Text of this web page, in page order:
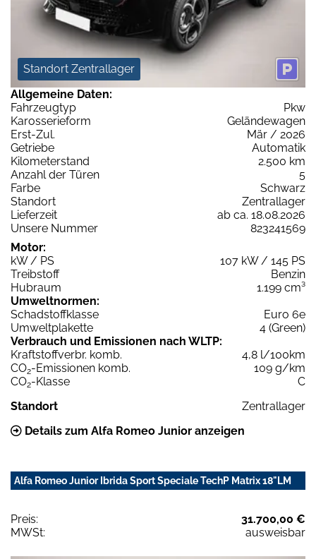
Standort Zentrallager
Allgemeine Daten:
Fahrzeugtyp
Pkw
Karosserieform
Geländewagen
Erst-Zul.
Mär / 2026
Getriebe
Automatik
Kilometerstand
2.500 km
Anzahl der Türen
5
Farbe
Schwarz
Standort
Zentrallager
Lieferzeit
ab ca. 18.08.2026
Unsere Nummer
823241569
Motor:
kW / PS
107 kW / 145 PS
Treibstoff
Benzin
Hubraum
1.199 cm³
Umweltnormen:
Schadstoffklasse
Euro 6e
Umweltplakette
4 (Green)
Verbrauch und Emissionen nach WLTP:
Kraftstoffverbr. komb.
4,8 l/100km
CO2-Emissionen komb.
109 g/km
CO2-Klasse
C
Standort
Zentrallager
Details zum Alfa Romeo Junior anzeigen
Alfa Romeo Junior Ibrida Sport Speciale TechP Matrix 18"LM
Preis:
31.700,00 €
MWSt:
ausweisbar